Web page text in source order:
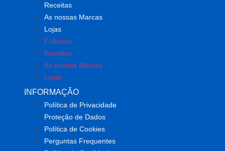
Receitas
As nossas Marcas
Lojas
Folhetos
Receitas
As nossas Marcas
Lojas
INFORMAÇÃO
Política de Privacidade
Proteção de Dados
Política de Cookies
Perguntas Frequentes